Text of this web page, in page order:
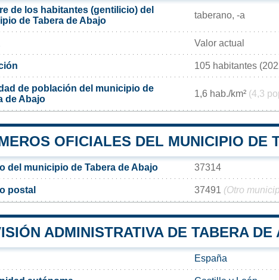
de los habitantes (gentilicio) del
de Tabera de Abajo
taberano, -a
Valor actual
105 habitantes
de población del municipio de
de Abajo
1,6 hab./km² (4,3
OFICIALES DEL MUNICIPIO DE
del municipio de Tabera de Abajo 37314
postal 37491 (Otro
ADMINISTRATIVA DE TABERA DE
España